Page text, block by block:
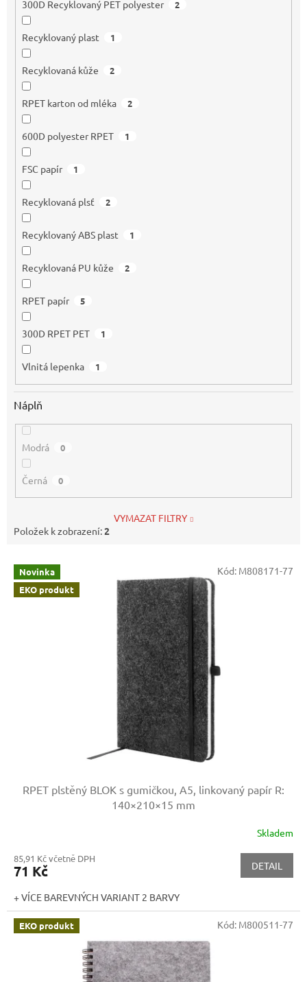
300D Recyklovaný PET polyester 2
Recyklovaný plast 1
Recyklovaná kůže 2
RPET karton od mléka 2
600D polyester RPET 1
FSC papír 1
Recyklovaná plsť 2
Recyklovaný ABS plast 1
Recyklovaná PU kůže 2
RPET papír 5
300D RPET PET 1
Vlnitá lepenka 1
Náplň
Modrá 0
Černá 0
VYMAZAT FILTRY
Položek k zobrazení:2
V
p
Novinka
EKO produkt
RPET plstěný BLOK s gumičkou, A5, linkovaný papír R:
140×210×15 mm
Skladem
85,91 Kč včetně DPH
71 Kč DETAIL
+ VÍCE BAREVNÝCH VARIANT 2 BARVY
Kód: M808171-77
EKO produkt Kód: M800511-77